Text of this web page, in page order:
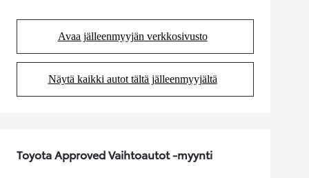
Avaa jälleenmyyjän verkkosivusto
(Aukeaa uudessa välilehdessä)
Näytä kaikki autot tältä jälleenmyyjältä
(Aukeaa uudessa välilehdessä)
Toyota Approved Vaihtoautot -myynti